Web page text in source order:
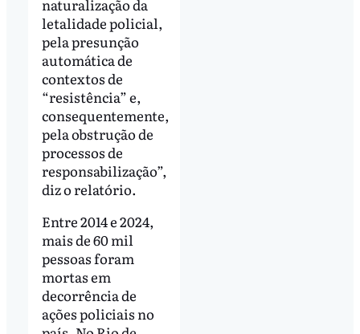
naturalização da
letalidade policial,
pela presunção
automática de
contextos de
“resistência” e,
consequentemente,
pela obstrução de
processos de
responsabilização”,
diz o relatório.
Entre 2014 e 2024,
mais de 60 mil
pessoas foram
mortas em
decorrência de
ações policiais no